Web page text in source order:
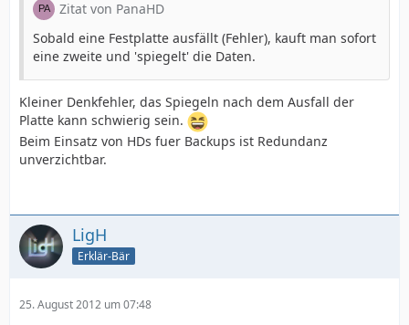
Zitat von PanaHD
Sobald eine Festplatte ausfällt (Fehler), kauft man sofort
eine zweite und 'spiegelt' die Daten.
Kleiner Denkfehler, das Spiegeln nach dem Ausfall der
Platte kann schwierig sein.
Beim Einsatz von HDs fuer Backups ist Redundanz
unverzichtbar.
LigH
Erklär-Bär
25. August 2012 um 07:48